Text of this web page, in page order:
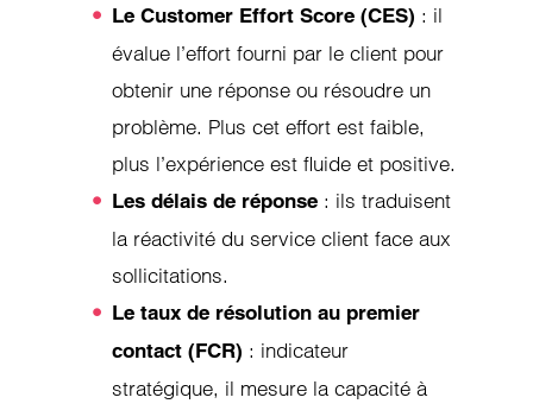
Le Customer Effort Score (CES) : il
évalue l’effort fourni par le client pour
obtenir une réponse ou résoudre un
problème. Plus cet effort est faible,
plus l’expérience est fluide et positive.
Les délais de réponse : ils traduisent
la réactivité du service client face aux
sollicitations.
Le taux de résolution au premier
contact (FCR) : indicateur
stratégique, il mesure la capacité à